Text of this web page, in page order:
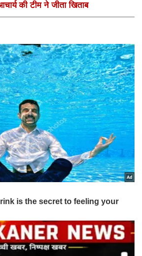
की टीम ने जीता खिताब